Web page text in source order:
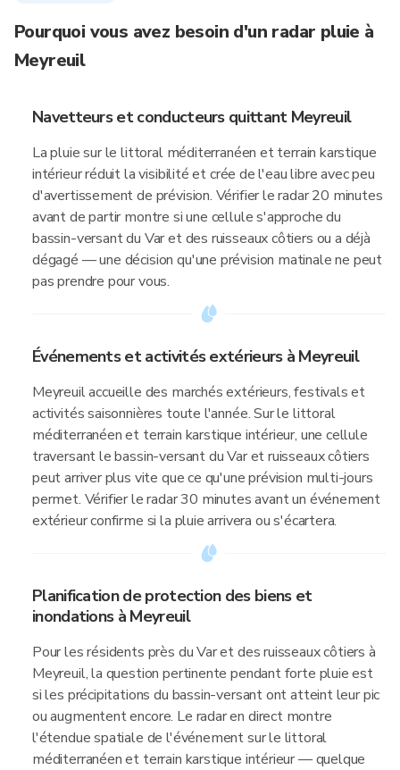
Pourquoi vous avez besoin d'un radar pluie à
Meyreuil
Navetteurs et conducteurs quittant Meyreuil
La pluie sur le littoral méditerranéen et terrain karstique
intérieur réduit la visibilité et crée de l'eau libre avec peu
d'avertissement de prévision. Vérifier le radar 20 minutes
avant de partir montre si une cellule s'approche du
bassin-versant du Var et des ruisseaux côtiers ou a déjà
dégagé — une décision qu'une prévision matinale ne peut
pas prendre pour vous.
Événements et activités extérieurs à Meyreuil
Meyreuil accueille des marchés extérieurs, festivals et
activités saisonnières toute l'année. Sur le littoral
méditerranéen et terrain karstique intérieur, une cellule
traversant le bassin-versant du Var et ruisseaux côtiers
peut arriver plus vite que ce qu'une prévision multi-jours
permet. Vérifier le radar 30 minutes avant un événement
extérieur confirme si la pluie arrivera ou s'écartera.
Planification de protection des biens et
inondations à Meyreuil
Pour les résidents près du Var et des ruisseaux côtiers à
Meyreuil, la question pertinente pendant forte pluie est
si les précipitations du bassin-versant ont atteint leur pic
ou augmentent encore. Le radar en direct montre
l'étendue spatiale de l'événement sur le littoral
méditerranéen et terrain karstique intérieur — quelque